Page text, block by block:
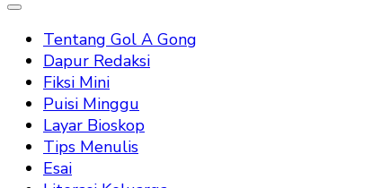
Tentang Gol A Gong
Dapur Redaksi
Fiksi Mini
Puisi Minggu
Layar Bioskop
Tips Menulis
Esai